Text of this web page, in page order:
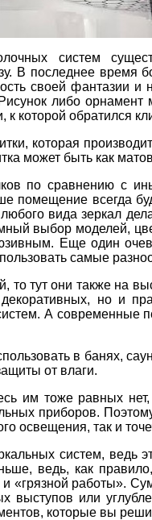
систем
В последнее время
своей фантазии
либо
которой обратился
которая
может быть как
по сравнению с
помещение всегда
вида зеркал
выбор моделей,
Еще один
самые
то тут они также на
но и
А современные
в банях,
от влаги.
им тоже равных
приборов.
освещения, так и
систем, ведь
ведь, как
«грязной работы».
или
которые вы